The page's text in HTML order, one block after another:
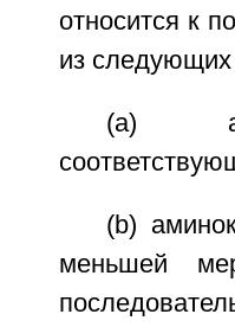
относится к
из следующих
(a)
(b)
меньшей